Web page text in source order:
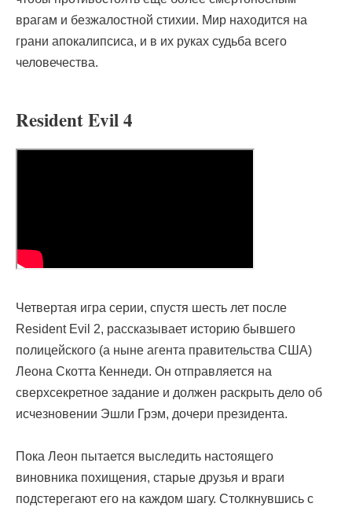
врагам и безжалостной стихии. Мир находится на
грани апокалипсиса, и в их руках судьба всего
человечества.
Resident Evil 4
Четвертая игра серии, спустя шесть лет после
Resident Evil 2, рассказывает историю бывшего
полицейского (а ныне агента правительства США)
Леона Скотта Кеннеди. Он отправляется на
сверхсекретное задание и должен раскрыть дело об
исчезновении Эшли Грэм, дочери президента.
Пока Леон пытается выследить настоящего
виновника похищения, старые друзья и враги
подстерегают его на каждом шагу. Столкнувшись с